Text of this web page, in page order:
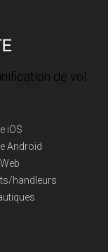
de vol
iOS
Android
handleurs